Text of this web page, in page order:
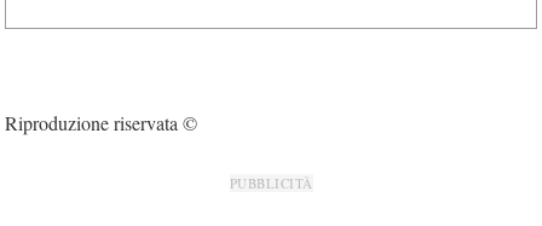
Riproduzione riservata ©
PUBBLICITÀ